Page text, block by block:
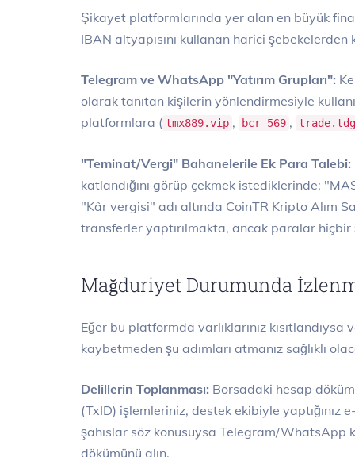
Şikayet platformlarında yer alan en büyük
IBAN altyapısını kullanan harici
Telegram ve WhatsApp "Yatırım Grupları":
olarak tanıtan kişilerin yönlendirmesiyle
platformlara ( tmx889.vip , bcr 569 ,
"Teminat/Vergi" Bahanelerile Ek Para Talebi:
katlandığını görüp çekmek istediklerinde;
"Kâr vergisi" adı altında CoinTR Kripto Alım
transferler yaptırılmakta, ancak paralar hiçbir
Mağduriyet Durumunda
Eğer bu platformda varlıklarınız kısıtlandıysa
kaybetmeden şu adımları atmanız sağlıklı
Delillerin Toplanması: Borsadaki hesap
(TxID) işlemleriniz, destek ekibiyle yaptığınız
şahıslar söz konusuysa Telegram/WhatsApp
dökümünü alın.